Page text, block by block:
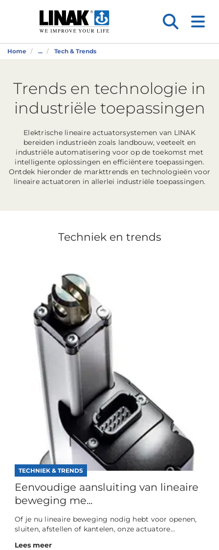
Home ... Tech & Trends
Trends en technologie in
industriële toepassingen
Elektrische lineaire actuatorsystemen van LINAK
bereiden industrieën zoals landbouw, veeteelt en
industriële automatisering voor op de toekomst met
intelligente oplossingen en efficiëntere toepassingen.
Ontdek hieronder de markttrends en technologieën voor
lineaire actuatoren in allerlei industriële toepassingen.
Techniek en trends
TECHNIEK & TRENDS
Eenvoudige aansluiting van lineaire
beweging me...
Of je nu lineaire beweging nodig hebt voor openen,
sluiten, afstellen of kantelen, onze actuatore...
Lees meer